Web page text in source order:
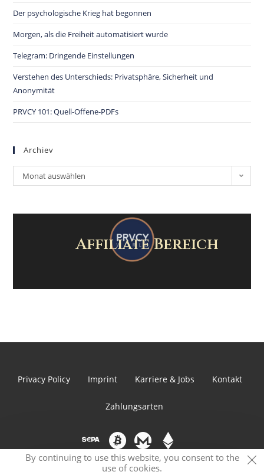
Der psychologische Krieg hat begonnen
Morgen, als die Freiheit automatisiert wurde
Telegram: Dringende Einstellungen
Verstehen des Unterschieds: Privatsphäre, Sicherheit und
Anonymität
PRVCY 101: Quell-Offene-PDFs
Archiev
Monat auswählen
Affiliate Bereich
Privacy Policy Imprint Karriere & Jobs Kontakt
Zahlungsarten
© 2026 PRVCY.world
By continuing to use this website, you consent to the
use of cookies.